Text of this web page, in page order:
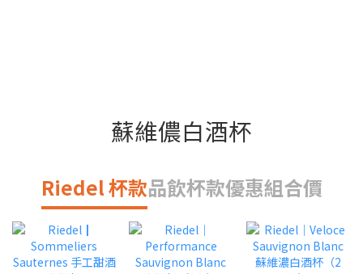
蘇維儂白酒杯
Riedel 杯款品飲杯款優惠組合價